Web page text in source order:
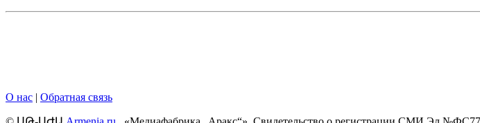
О нас | Обратная связь